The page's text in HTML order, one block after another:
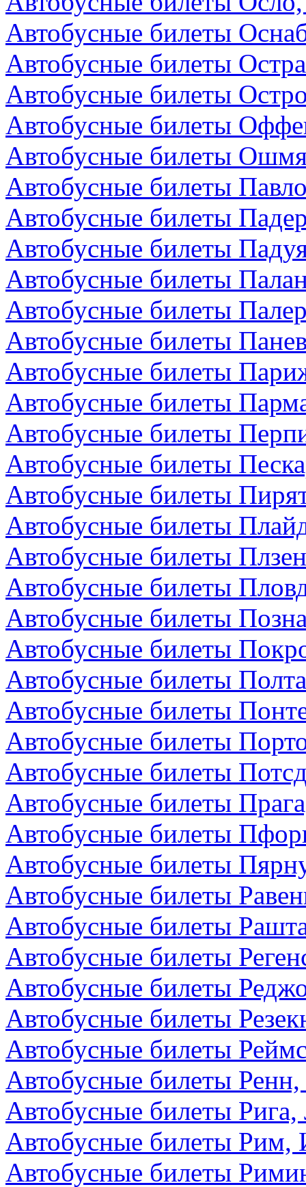
Автобусные билеты
Автобусные билеты
Автобусные билеты
Автобусные билеты
Автобусные билеты
Автобусные билеты
Автобусные билеты
Автобусные билеты
Автобусные билеты
Автобусные билеты
Автобусные билеты
Автобусные билеты
Автобусные билеты
Автобусные билеты
Автобусные билеты
Автобусные билеты
Автобусные билеты
Автобусные билеты
Автобусные билеты
Автобусные билеты
Автобусные билеты
Автобусные билеты
Автобусные билеты
Автобусные билеты
Автобусные билеты
Автобусные билеты
Автобусные билеты
Автобусные билеты
Автобусные билеты
Автобусные билеты
Автобусные билеты
Автобусные билеты
Автобусные билеты
Автобусные билеты
Автобусные билеты
Автобусные билеты Рига,
Автобусные билеты Рим,
Автобусные билеты